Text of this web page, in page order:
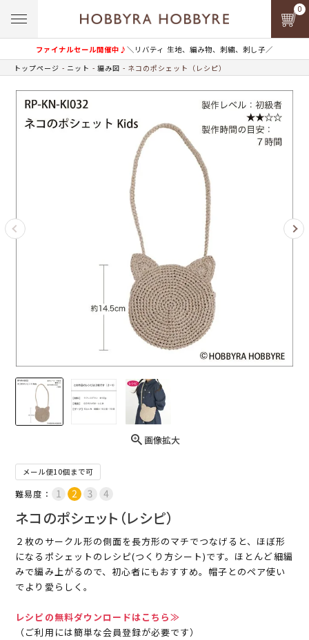
ファイナルセール開催中♪＼リバティ 生地、編み物、刺繍、刺し子／
0
トップページ ニット 編み図 ネコのポシェット（レシピ）
画像拡大
メール便10個まで可
難易度：
ネコのポシェット（レシピ）
２枚のサークル形の側面を長方形のマチでつなげると、ほぼ形
になるポシェットのレシピ(つくり方シート)です。ほとんど細編
みで編み上がるので、初心者にもおすすめ。帽子とのペア使い
でより愛らしく。
レシピの無料ダウンロードはこちら≫
（ご利用には簡単な会員登録が必要です）